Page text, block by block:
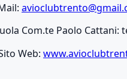
Com.te Paolo Cattani:
Web: